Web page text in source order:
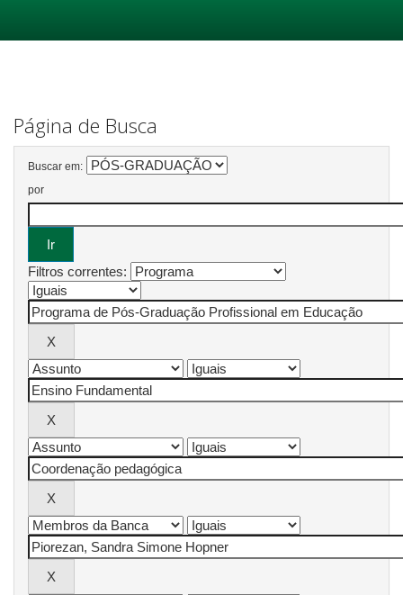
Página de Busca
Buscar em:
por
Filtros correntes: